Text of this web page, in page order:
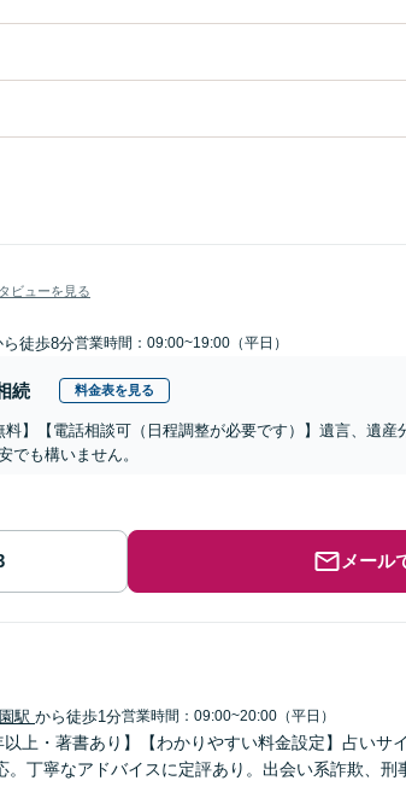
ビューを見る
ら徒歩8分営業時間：09:00~19:00（平日）
続 料金表を見る
料】【電話相談可（日程調整が必要です）】遺言、遺
も構いません。
メール
駅 から徒歩1分営業時間：09:00~20:00（平日）
以上・著書あり】【わかりやすい料金設定】占いサ
。丁寧なアドバイスに定評あり。出会い系詐欺、